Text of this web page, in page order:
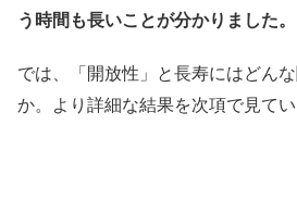
う時間も長いことが分かりました。
では、「開放性」と長寿にはどん
か。より詳細な結果を次項で見てい